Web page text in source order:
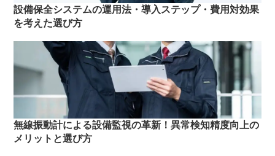
設備保全システムの運用法・導入ステップ・費用対効果
を考えた選び方
無線振動計による設備監視の革新！異常検知精度向上の
メリットと選び方